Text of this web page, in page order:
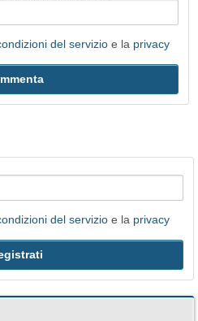
del servizio e la privacy
del servizio e la privacy